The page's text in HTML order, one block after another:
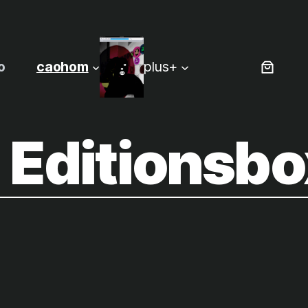
caohom plus+